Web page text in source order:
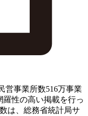
営事業所数516万事業
羅性の高い掲載を行っ
は、総務省統計局サ